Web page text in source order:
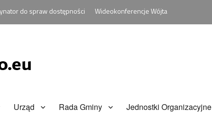
do spraw dostępności Wideokonferencje Wójta
Urząd Rada Gminy Jednostki Organizacyjne